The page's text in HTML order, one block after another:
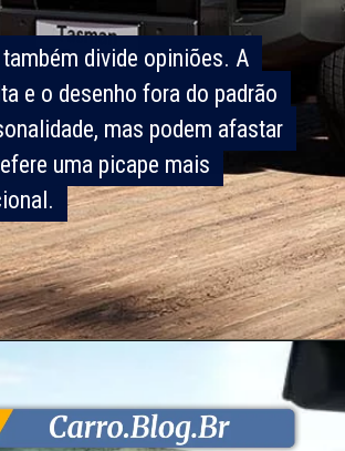
divide opiniões. A
e o desenho fora do padrão
mas podem afastar
uma picape mais
divide opiniões. A
e o desenho fora do padrão
mas podem afastar
uma picape mais